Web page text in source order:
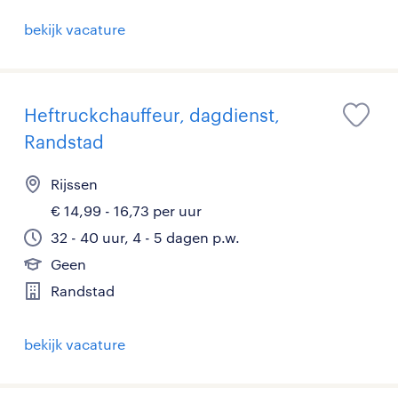
bekijk vacature
Heftruckchauffeur, dagdienst,
Randstad
Rijssen
€ 14,99 - 16,73 per uur
32 - 40 uur, 4 - 5 dagen p.w.
Geen
Randstad
bekijk vacature